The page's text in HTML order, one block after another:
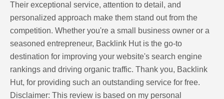
Their exceptional service, attention to detail, and
personalized approach make them stand out from the
competition. Whether you're a small business owner or a
seasoned entrepreneur, Backlink Hut is the go-to
destination for improving your website's search engine
rankings and driving organic traffic. Thank you, Backlink
Hut, for providing such an outstanding service for free.
Disclaimer: This review is based on my personal